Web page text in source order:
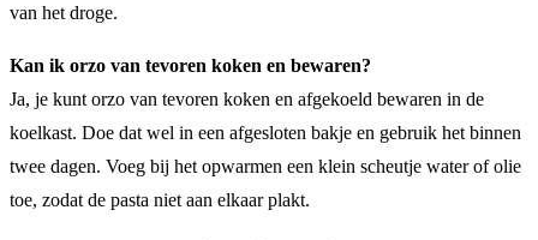
van het droge.
Kan ik orzo van tevoren koken en bewaren?
Ja, je kunt orzo van tevoren koken en afgekoeld bewaren in de
koelkast. Doe dat wel in een afgesloten bakje en gebruik het binnen
twee dagen. Voeg bij het opwarmen een klein scheutje water of olie
toe, zodat de pasta niet aan elkaar plakt.